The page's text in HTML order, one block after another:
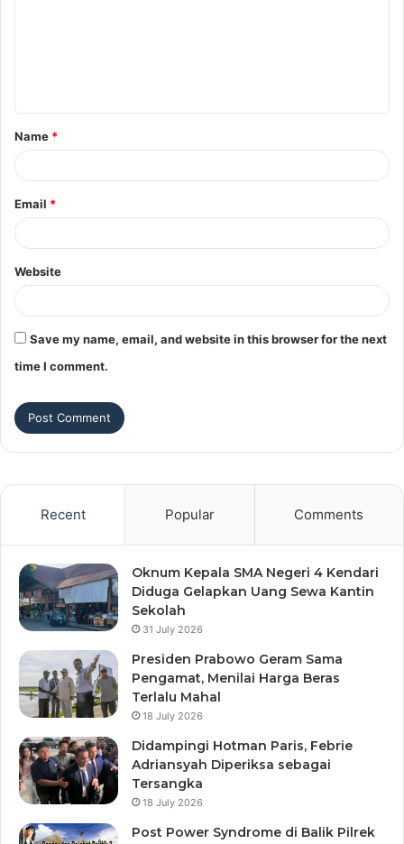
t
*
Name *
Email *
Website
Save my name, email, and website in this browser for the next
time I comment.
Recent Popular Comments
Oknum Kepala SMA Negeri 4 Kendari
Diduga Gelapkan Uang Sewa Kantin
Sekolah
31 July 2026
Presiden Prabowo Geram Sama
Pengamat, Menilai Harga Beras
Terlalu Mahal
18 July 2026
Didampingi Hotman Paris, Febrie
Adriansyah Diperiksa sebagai
Tersangka
18 July 2026
Post Power Syndrome di Balik Pilrek